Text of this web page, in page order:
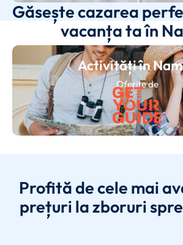
Găsește cazarea
vacanța ta în
Activități în
Oferite de
Profită de cele mai
prețuri la zboruri